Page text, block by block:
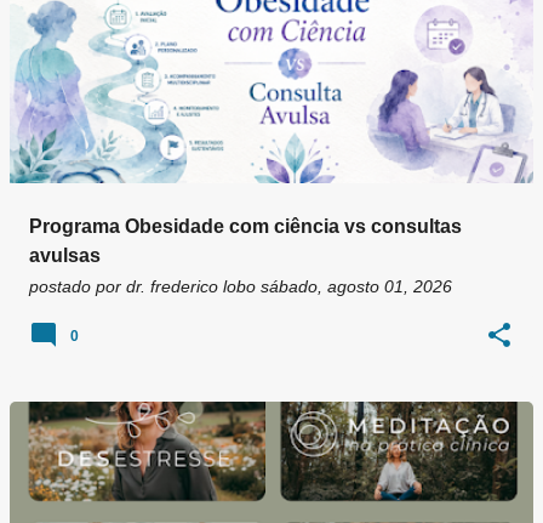
Programa Obesidade com ciência vs consultas
avulsas
postado por dr. frederico lobo sábado, agosto 01, 2026
0